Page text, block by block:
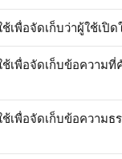
ช้เพื่อจัดเก็บว่าผู้ใช้เ
เพื่อจัดเก็บข้อความ
เพื่อจัดเก็บข้อความ